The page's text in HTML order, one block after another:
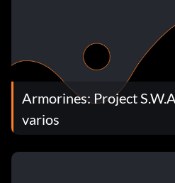
Armorines: Project
varios